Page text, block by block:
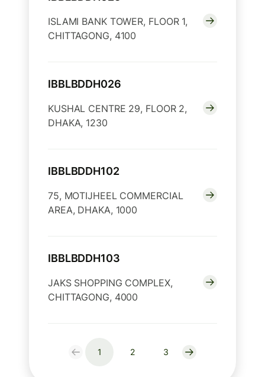
ISLAMI BANK TOWER, FLOOR 1,
CHITTAGONG, 4100
IBBLBDDH026
KUSHAL CENTRE 29, FLOOR 2,
DHAKA, 1230
IBBLBDDH102
75, MOTIJHEEL COMMERCIAL
AREA, DHAKA, 1000
IBBLBDDH103
JAKS SHOPPING COMPLEX,
CHITTAGONG, 4000
1 2 3